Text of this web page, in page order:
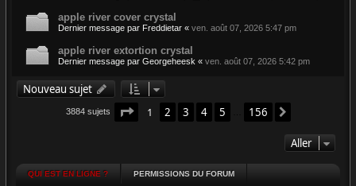
apple river cover crystal
Dernier message par Freddietar « ven. août 07, 2026 5:47 pm
apple river extortion crystal
Dernier message par Georgeheesk « ven. août 07, 2026 5:42 pm
Nouveau sujet
3884 sujets Page 1sur156
1 2 3 4 5 156
Aller
QUI EST EN LIGNE ? PERMISSIONS DU FORUM